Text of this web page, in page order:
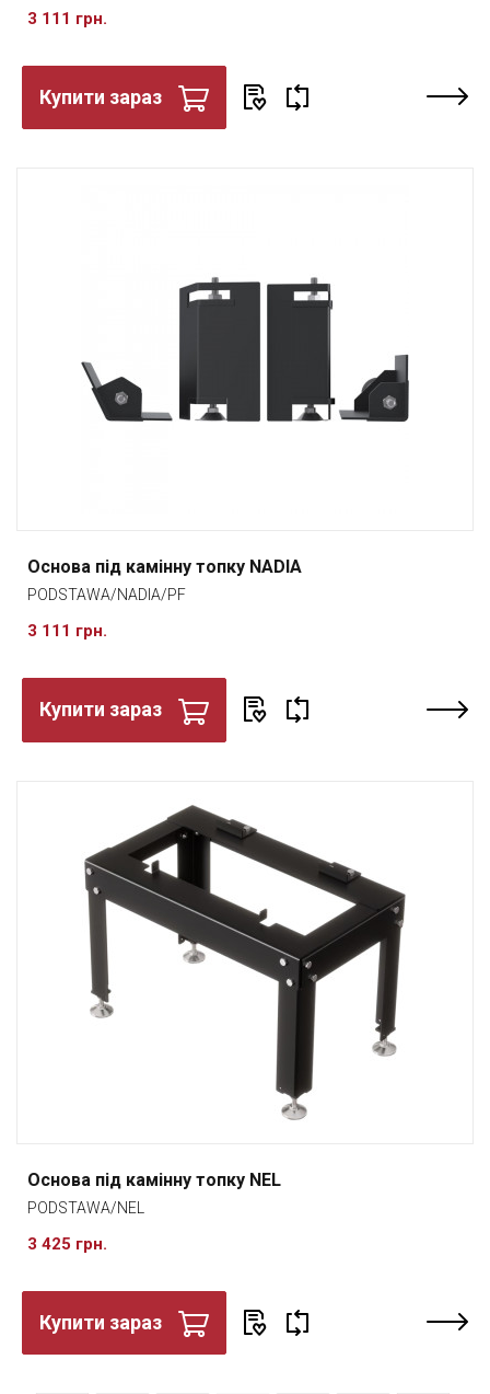
3 111 грн.
Купити зараз
Основа під камінну топку NADIA
PODSTAWA/NADIA/PF
3 111 грн.
Купити зараз
Основа під камінну топку NEL
PODSTAWA/NEL
3 425 грн.
Купити зараз